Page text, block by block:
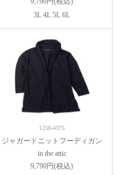
3L 4L 5L 6L
1258-4375
ジャガードニットフーディガン
in the attic
9,790円(税込)